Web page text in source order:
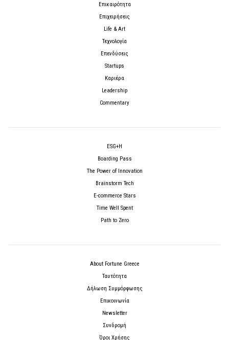
Επικαιρότητα
Επιχειρήσεις
Life & Art
Τεχνολογία
Επενδύσεις
Startups
Καριέρα
Leadership
Commentary
ESG+H
Boarding Pass
The Power of Innovation
Brainstorm Tech
E-commerce Stars
Time Well Spent
Path to Zero
About Fortune Greece
Ταυτότητα
Δήλωση Συμμόρφωσης
Επικοινωνία
Newsletter
Συνδρομή
Όροι Χρήσης